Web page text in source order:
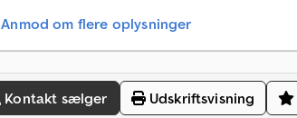
Anmod om flere oplysninger
Kontakt sælger Udskriftsvisning